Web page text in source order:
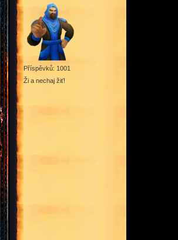
Příspěvků: 1001
Ži a nechaj žiť!